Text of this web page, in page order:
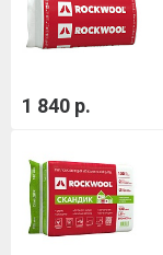
1 840 р.